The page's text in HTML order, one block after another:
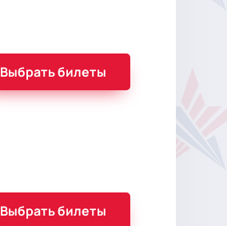
Выбрать билеты
Выбрать билеты